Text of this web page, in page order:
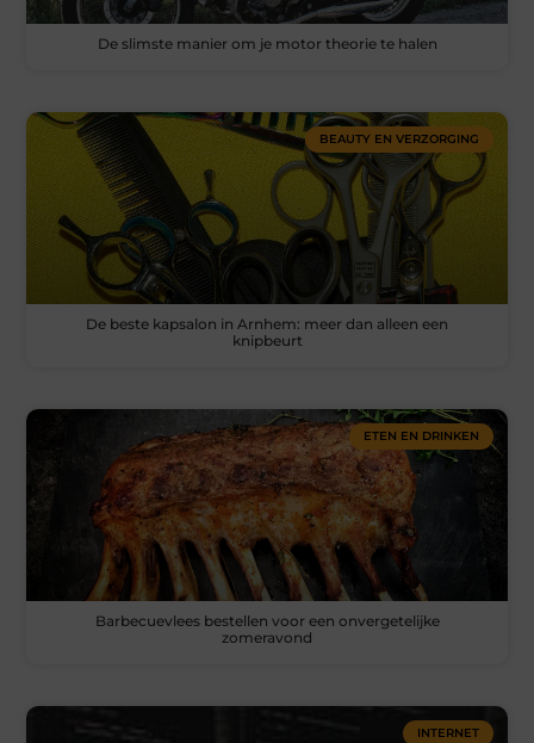
De slimste manier om je motor theorie te halen
BEAUTY EN VERZORGING
De beste kapsalon in Arnhem: meer dan alleen een
knipbeurt
ETEN EN DRINKEN
Barbecuevlees bestellen voor een onvergetelijke
zomeravond
INTERNET